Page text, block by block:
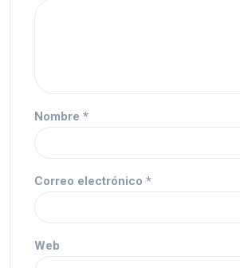
Nombre *
Correo electrónico *
Web